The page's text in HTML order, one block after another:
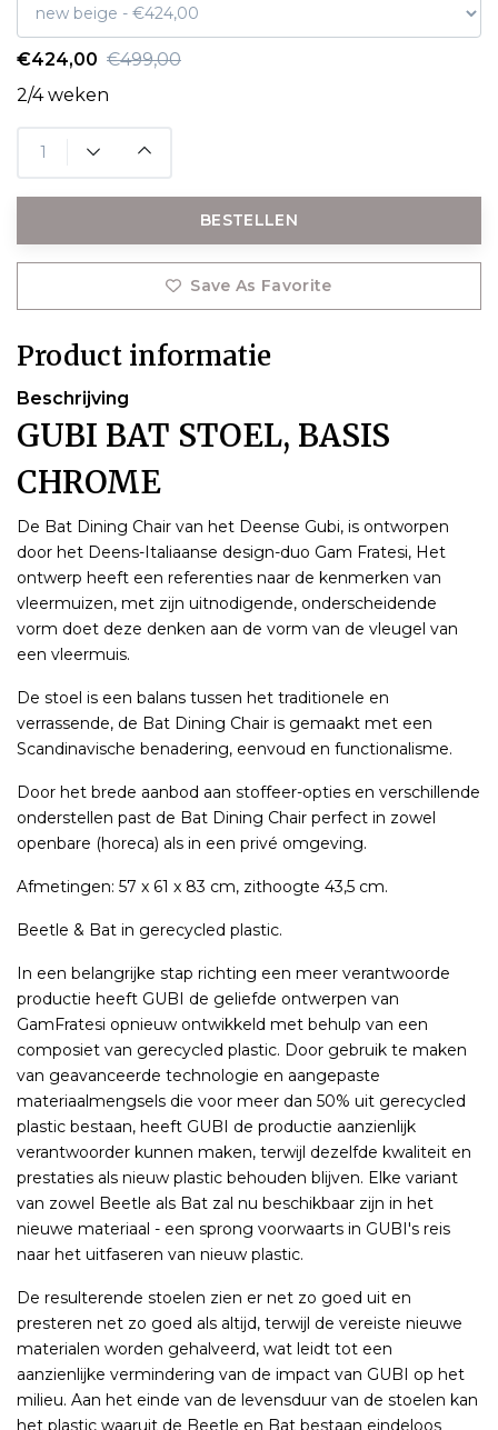
€424,00 €499,00
2/4 weken
BESTELLEN
Save As Favorite
Product informatie
Beschrijving
GUBI BAT STOEL, BASIS
CHROME
De Bat Dining Chair van het Deense Gubi, is ontworpen
door het Deens-Italiaanse design-duo Gam Fratesi, Het
ontwerp heeft een referenties naar de kenmerken van
vleermuizen, met zijn uitnodigende, onderscheidende
vorm doet deze denken aan de vorm van de vleugel van
een vleermuis.
De stoel is een balans tussen het traditionele en
verrassende, de Bat Dining Chair is gemaakt met een
Scandinavische benadering, eenvoud en functionalisme.
Door het brede aanbod aan stoffeer-opties en verschillende
onderstellen past de Bat Dining Chair perfect in zowel
openbare (horeca) als in een privé omgeving.
Afmetingen: 57 x 61 x 83 cm, zithoogte 43,5 cm.
Beetle & Bat in gerecycled plastic.
In een belangrijke stap richting een meer verantwoorde
productie heeft GUBI de geliefde ontwerpen van
GamFratesi opnieuw ontwikkeld met behulp van een
composiet van gerecycled plastic. Door gebruik te maken
van geavanceerde technologie en aangepaste
materiaalmengsels die voor meer dan 50% uit gerecycled
plastic bestaan, heeft GUBI de productie aanzienlijk
verantwoorder kunnen maken, terwijl dezelfde kwaliteit en
prestaties als nieuw plastic behouden blijven. Elke variant
van zowel Beetle als Bat zal nu beschikbaar zijn in het
nieuwe materiaal - een sprong voorwaarts in GUBI's reis
naar het uitfaseren van nieuw plastic.
De resulterende stoelen zien er net zo goed uit en
presteren net zo goed als altijd, terwijl de vereiste nieuwe
materialen worden gehalveerd, wat leidt tot een
aanzienlijke vermindering van de impact van GUBI op het
milieu. Aan het einde van de levensduur van de stoelen kan
het plastic waaruit de Beetle en Bat bestaan ​​eindeloos